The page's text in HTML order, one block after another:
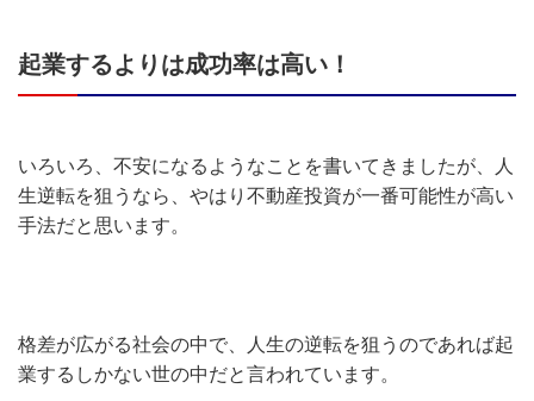
起業するよりは成功率は高い！
いろいろ、不安になるようなことを書いてきましたが、人
生逆転を狙うなら、やはり不動産投資が一番可能性が高い
手法だと思います。
格差が広がる社会の中で、人生の逆転を狙うのであれば起
業するしかない世の中だと言われています。